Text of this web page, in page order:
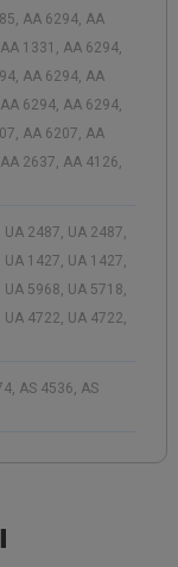
AA 6294, AA
1331, AA 6294,
AA 6294, AA
6294, AA 6294,
AA 6207, AA
2637, AA 4126,
2487, UA 2487,
1427, UA 1427,
5968, UA 5718,
4722, UA 4722,
AS 4536, AS